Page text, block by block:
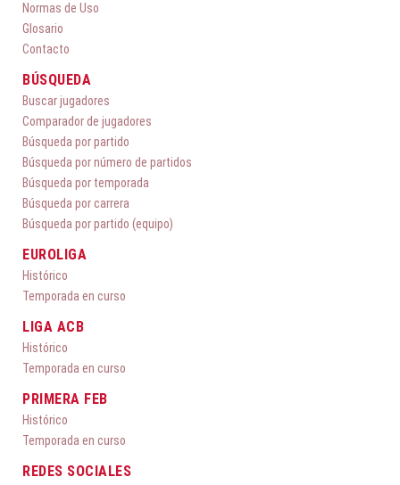
Normas de Uso
Glosario
Contacto
BÚSQUEDA
Buscar jugadores
Comparador de jugadores
Búsqueda por partido
Búsqueda por número de partidos
Búsqueda por temporada
Búsqueda por carrera
Búsqueda por partido (equipo)
EUROLIGA
Histórico
Temporada en curso
LIGA ACB
Histórico
Temporada en curso
PRIMERA FEB
Histórico
Temporada en curso
REDES SOCIALES